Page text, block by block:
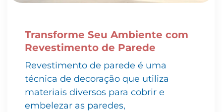
Transforme Seu Ambiente com
Revestimento de Parede
Revestimento de parede é uma
técnica de decoração que utiliza
materiais diversos para cobrir e
embelezar as paredes,